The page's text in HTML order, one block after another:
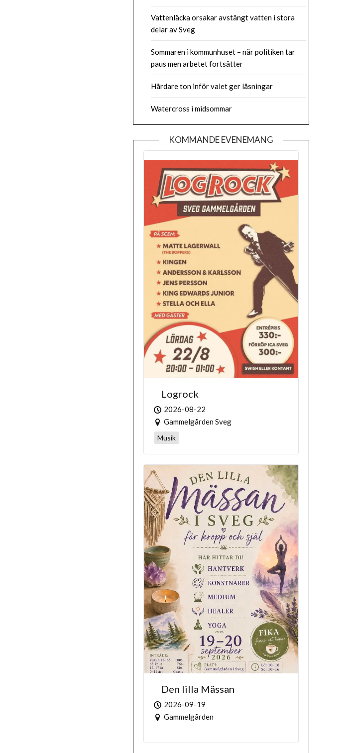
Vattenläcka orsakar avstängt vatten i stora
delar av Sveg
Sommaren i kommunhuset – när politiken tar
paus men arbetet fortsätter
Hårdare ton inför valet ger låsningar
Watercross i midsommar
KOMMANDE EVENEMANG
Logrock
2026-08-22
Gammelgården Sveg
Musik
Den lilla Mässan
2026-09-19
Gammelgården